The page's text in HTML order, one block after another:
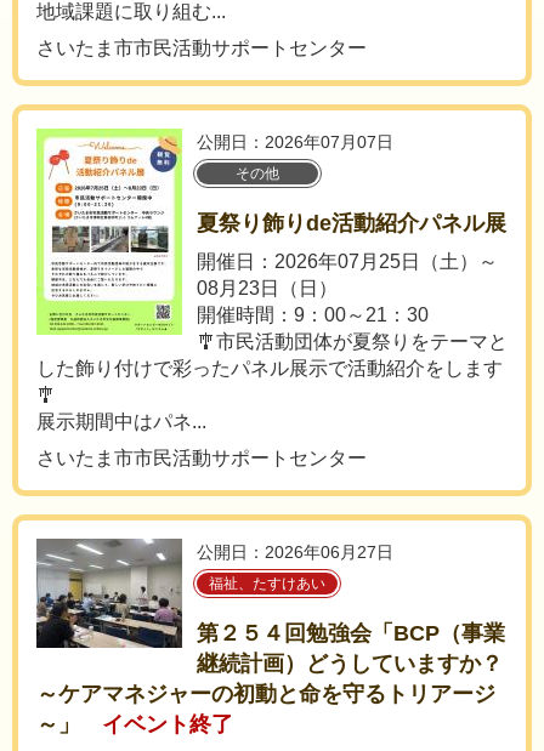
地域課題に取り組む...
さいたま市市民活動サポートセンター
公開日：2026年07月07日
その他
夏祭り飾りde活動紹介パネル展
開催日：2026年07月25日（土）～
08月23日（日）
開催時間：9：00～21：30
🎐市民活動団体が夏祭りをテーマと
した飾り付けで彩ったパネル展示で活動紹介をします
🎐
展示期間中はパネ...
さいたま市市民活動サポートセンター
公開日：2026年06月27日
福祉、たすけあい
第２５４回勉強会「BCP（事業
継続計画）どうしていますか？
～ケアマネジャーの初動と命を守るトリアージ
～」
イベント終了